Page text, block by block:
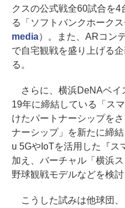
クスの公式戦全60試合を
る「ソフトバンクホーク
media）。また、ARコン
で自宅観戦を盛り上げる
る。
さらに、横浜DeNAベイ
19年に締結している「ス
けたパートナーシップを
ナーシップ」を新たに締結
u 5GやIoTを活用した『ス
加え、バーチャル「横浜
野球観戦モデルなどを検討
こうした試みは他球団、